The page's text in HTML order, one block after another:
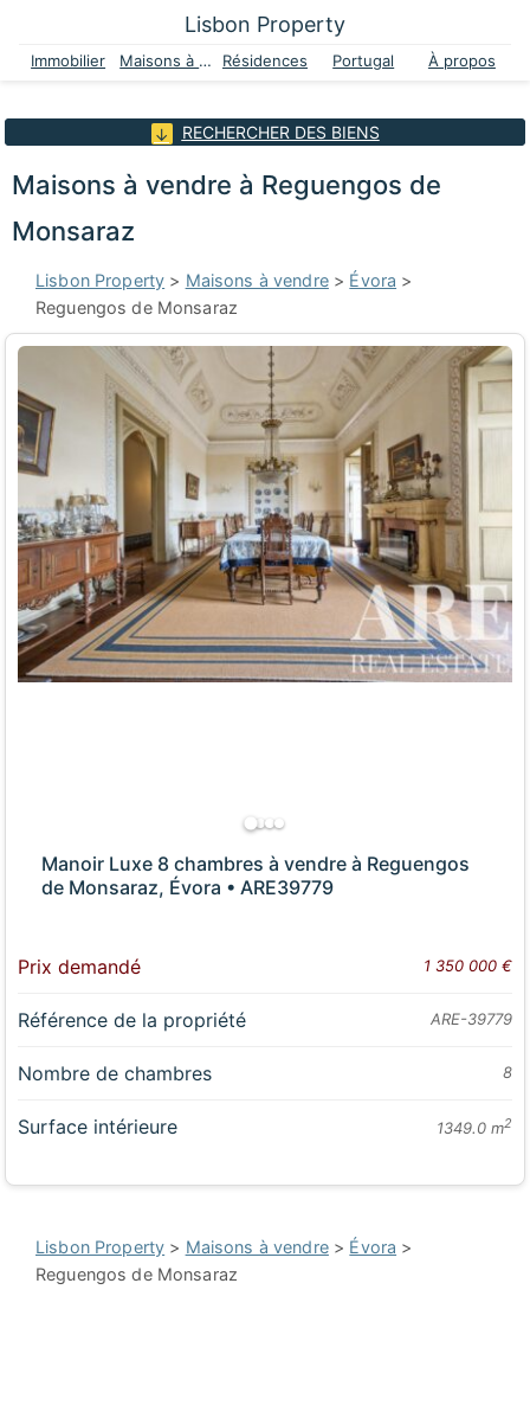
Lisbon Property
Immobilier Maisons à vendre Résidences Portugal À propos
RECHERCHER DES BIENS
Maisons à vendre à Reguengos de
Monsaraz
Lisbon Property > Maisons à vendre> Évora >
Reguengos de Monsaraz
Manoir Luxe 8 chambres à vendre à Reguengos
de Monsaraz, Évora • ARE39779
Prix demandé 1 350 000 €
Référence de la propriété ARE-39779
Nombre de chambres 8
Surface intérieure 1349.0 m2
Lisbon Property > Maisons à vendre> Évora >
Reguengos de Monsaraz